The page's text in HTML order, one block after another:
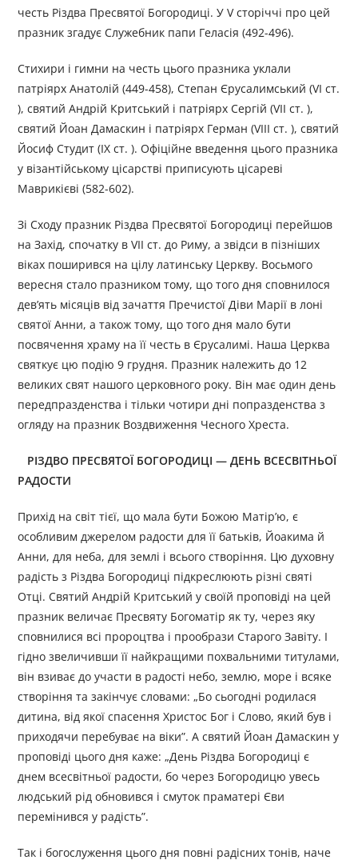
честь Різдва Пресвятої Богородиці. У V сторіччі про цей
празник згадує Служебник папи Геласія (492-496).
Стихири і гимни на честь цього празника уклали
патріярх Анатолій (449-458), Степан Єрусалимський (VI ст.
), святий Андрій Критський і патріярх Сергій (VII ст. ),
святий Йоан Дамаскин і патріярх Герман (VIII ст. ), святий
Йосиф Студит (IX ст. ). Офіційне введення цього празника
у візантійському цісарстві приписують цісареві
Маврикієві (582-602).
Зі Сходу празник Різдва Пресвятої Богородиці перейшов
на Захід, спочатку в VII ст. до Риму, а звідси в пізніших
віках поширився на цілу латинську Церкву. Восьмого
вересня стало празником тому, що того дня сповнилося
дев’ять місяців від зачаття Пречистої Діви Марії в лоні
святої Анни, а також тому, що того дня мало бути
посвячення храму на її честь в Єрусалимі. Наша Церква
святкує цю подію 9 грудня. Празник належить до 12
великих свят нашого церковного року. Він має один день
передпразденства і тільки чотири дні попразденства з
огляду на празник Воздвиження Чесного Хреста.
РІЗДВО ПРЕСВЯТОЇ БОГОРОДИЦІ — ДЕНЬ ВСЕСВІТНЬОЇ
РАДОСТИ
Прихід на світ тієї, що мала бути Божою Матір’ю, є
особливим джерелом радости для її батьків, Йоакима й
Анни, для неба, для землі і всього створіння. Цю духовну
радість з Різдва Богородиці підкреслюють різні святі
Отці. Святий Андрій Критський у своїй проповіді на цей
празник величає Пресвяту Богоматір як ту, через яку
сповнилися всі пророцтва і прообрази Старого Завіту. І
гідно звеличивши її найкращими похвальними титулами,
він взиває до участи в радості небо, землю, море і всяке
створіння та закінчує словами: „Бо сьогодні родилася
дитина, від якої спасення Христос Бог і Слово, який був і
приходячи перебуває на віки”. А святий Йоан Дамаскин у
проповіді цього дня каже: „День Різдва Богородиці є
днем всесвітньої радости, бо через Богородицю увесь
людський рід обновився і смуток праматері Єви
перемінився у радість”.
Так і богослуження цього дня повні радісних тонів, наче